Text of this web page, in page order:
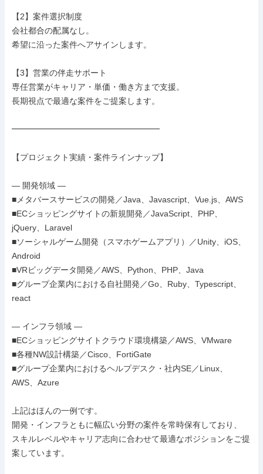
【2】案件選択制度
会社都合の配属なし。
希望に沿った案件へアサインします。
【3】営業の伴走サポート
専任営業がキャリア・単価・働き方まで支援。
長期視点で最適な案件をご提案します。
━━━━━━━━━━━━━━━━━━
【プロジェクト実績・案件ラインナップ】
― 開発領域 ―
■メタバースサービスの開発／Java、Javascript、Vue.js、AWS
■ECショッピングサイトの新規開発／JavaScript、PHP、
jQuery、Laravel
■ソーシャルゲーム開発（スマホゲームアプリ）／Unity、iOS、
Android
■VRビッグデータ開発／AWS、Python、PHP、Java
■グループ企業内における自社開発／Go、Ruby、Typescript、
react
― インフラ領域 ―
■ECショッピングサイトクラウド環境構築／AWS、VMware
■各種NW設計構築／Cisco、FortiGate
■グループ企業内におけるヘルプデスク・社内SE／Linux、
AWS、Azure
上記はほんの一例です。
開発・インフラともに幅広い分野の案件を常時保有しており、
スキルレベルやキャリア志向に合わせて最適なポジションをご提
案しています。